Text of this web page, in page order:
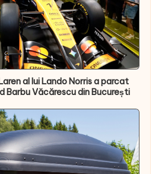
al lui Lando Norris a parcat
Barbu Văcărescu din București